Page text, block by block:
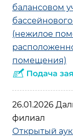
балансовом
(нежилое
помещения)
26.01.2026
филиал
Открытый